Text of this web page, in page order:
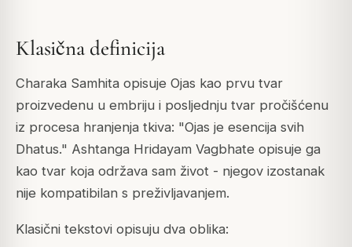
Klasična definicija
Charaka Samhita opisuje Ojas kao prvu tvar
proizvedenu u embriju i posljednju tvar pročišćenu
iz procesa hranjenja tkiva: "Ojas je esencija svih
Dhatus." Ashtanga Hridayam Vagbhate opisuje ga
kao tvar koja održava sam život - njegov izostanak
nije kompatibilan s preživljavanjem.
Klasični tekstovi opisuju dva oblika: